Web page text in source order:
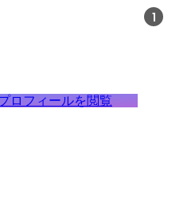
1
ロフィールを閲覧